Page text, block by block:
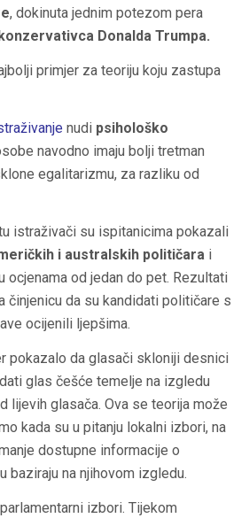
, dokinuta jednim potezom pera
konzervativca Donalda Trumpa.
primjer za teoriju koju zastupa
nudi psihološko
navodno imaju bolji tretman
egalitarizmu, za razliku od
istraživači su ispitanicima pokazali
i australskih političara i
ocjenama od jedan do pet. Rezultati
činjenicu da su kandidati političare s
ocijenili ljepšima.
pokazalo da glasači skloniji desnici
glas češće temelje na izgledu
lijevih glasača. Ova se teorija može
kada su u pitanju lokalni izbori, na
dostupne informacije o
baziraju na njihovom izgledu.
izbori. Tijekom